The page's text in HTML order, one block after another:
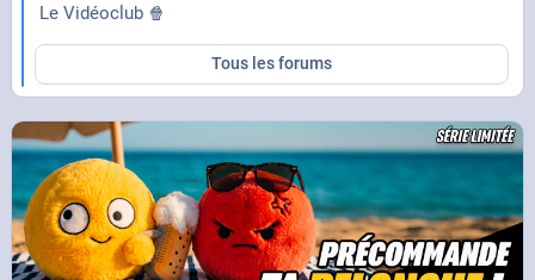
Le Vidéoclub 🍿
Tous les forums